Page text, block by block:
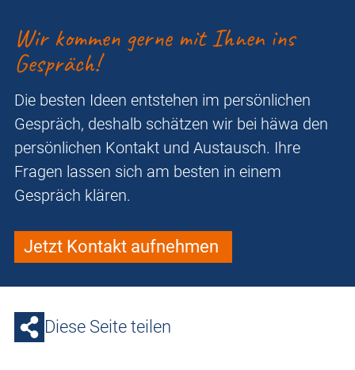
Wir kommen gerne mit Ihnen ins
Gespräch!
Die besten Ideen entstehen im persönlichen
Gespräch, deshalb schätzen wir bei häwa den
persönlichen Kontakt und Austausch. Ihre
Fragen lassen sich am besten in einem
Gespräch klären.
Jetzt Kontakt aufnehmen
Diese Seite teilen